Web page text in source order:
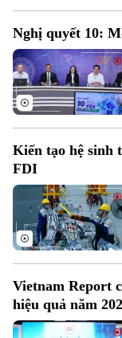
Chuyên mục
Thời sự
Nghị quyết 10:
Kiến tạo hệ sinh
FDI
Vietnam Report
hiệu quả năm